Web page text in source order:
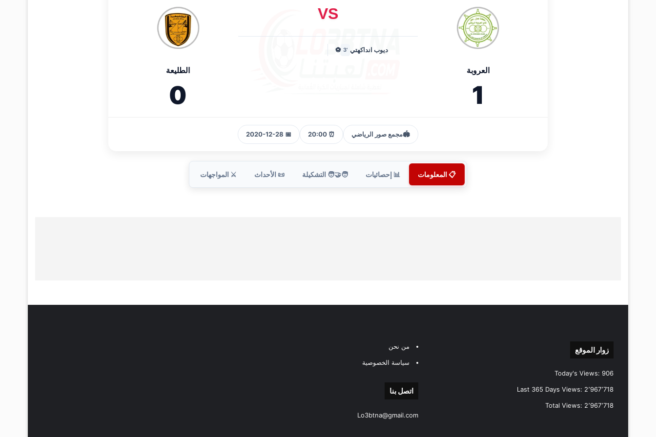
العروبة
1
VS
ديوب انداكهتي '3
⚽
الطليعة
0
🏟️مجمع صور الرياضي ⏰ 20:00
📅 2020-12-28
📋 المعلومات 📊 إحصائيات 🧑‍🤝‍🧑 التشكيلة 📜 الأحداث ⚔️ المواجهات
زوار الموقع
Today's Views: 906
Last 365 Days Views: 2٬967٬718
Total Views: 2٬967٬718
من نحن
سياسة الخصوصية
اتصل بنا
Lo3btna@gmail.com